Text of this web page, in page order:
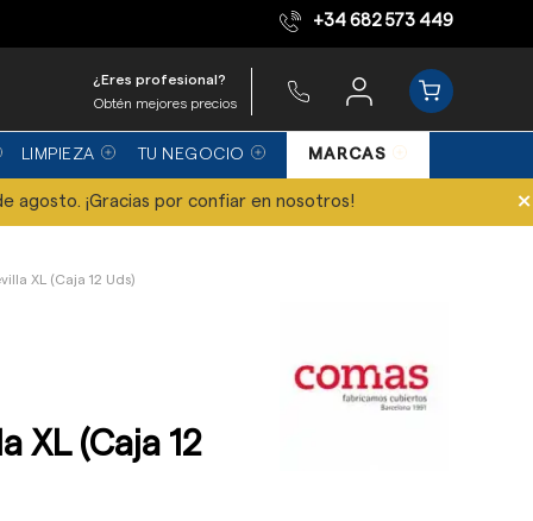
Equipo de expertos +34 682 573 449
¿Eres profesional?
Obtén mejores precios
LIMPIEZA TU NEGOCIO MARCAS
agosto. ¡Gracias por confiar en nosotros! ×
XL (Caja 12 Uds)
XL (Caja 12